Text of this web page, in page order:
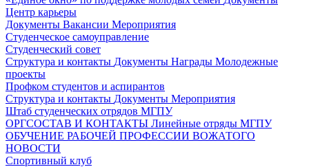
Центр карьеры
Документы Вакансии Мероприятия
Студенческое самоуправление
Студенческий совет
Структура и контакты Документы Награды Молодежные
проекты
Профком студентов и аспирантов
Структура и контакты Документы Мероприятия
Штаб студенческих отрядов МГПУ
ОРГСОСТАВ И КОНТАКТЫ Линейные отряды МГПУ
ОБУЧЕНИЕ РАБОЧЕЙ ПРОФЕССИИ ВОЖАТОГО
НОВОСТИ
Спортивный клуб